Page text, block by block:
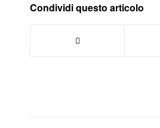
Condividi questo articolo